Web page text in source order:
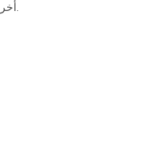
أخرجه ابن ماجه في كتاب الطب، باب الكي، برقم 3491.